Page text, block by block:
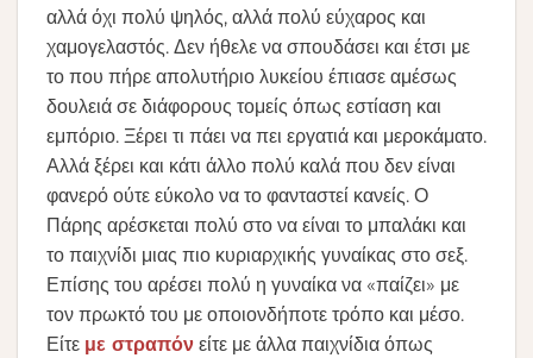
αλλά όχι πολύ ψηλός, αλλά πολύ εύχαρος και
χαμογελαστός. Δεν ήθελε να σπουδάσει και έτσι με
το που πήρε απολυτήριο λυκείου έπιασε αμέσως
δουλειά σε διάφορους τομείς όπως εστίαση και
εμπόριο. Ξέρει τι πάει να πει εργατιά και μεροκάματο.
Αλλά ξέρει και κάτι άλλο πολύ καλά που δεν είναι
φανερό ούτε εύκολο να το φανταστεί κανείς. Ο
Πάρης αρέσκεται πολύ στο να είναι το μπαλάκι και
το παιχνίδι μιας πιο κυριαρχικής γυναίκας στο σεξ.
Επίσης του αρέσει πολύ η γυναίκα να «παίζει» με
τον πρωκτό του με οποιονδήποτε τρόπο και μέσο.
Είτε με στραπόν είτε με άλλα παιχνίδια όπως